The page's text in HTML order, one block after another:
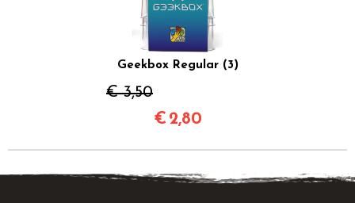
Geekbox Regular (3)
€ 3,50
€ 2,80